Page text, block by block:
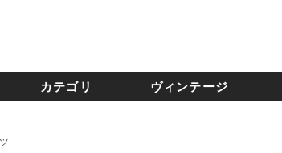
カテゴリ ヴィンテージ